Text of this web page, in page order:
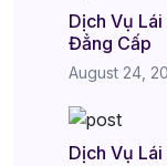
Dịch Vụ
Đẳng Cấp
August 24,
Dịch Vụ